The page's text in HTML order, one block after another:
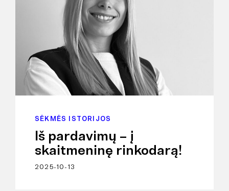
SĖKMĖS ISTORIJOS
Iš pardavimų – į
skaitmeninę rinkodarą!
2025-10-13